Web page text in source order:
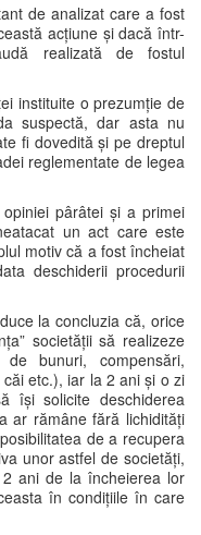
de analizat care a fost
acțiune și dacă într-
realizată de fostul
instituite o prezumție de
suspectă, dar asta nu
fi dovedită și pe dreptul
reglementate de legea
pârâtei și a primei
un act care este
motiv că a fost încheiat
deschiderii procedurii
la concluzia că, orice
societății să realizeze
bunuri, compensări,
etc.), iar la 2 ani și o zi
își solicite deschiderea
ar rămâne fără lichidități
de a recupera
unor astfel de societăți,
ani de la încheierea lor
în condițiile în care